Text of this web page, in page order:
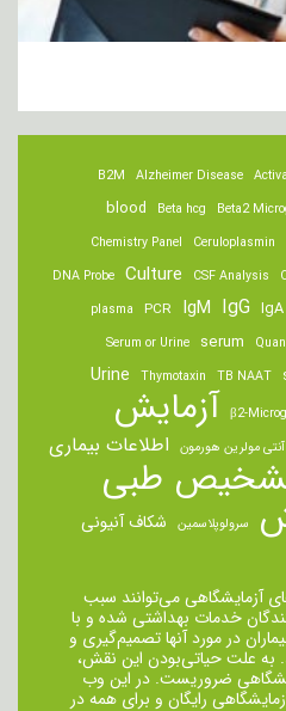
Alzheimer Disease
B2M
Beta2
Beta hcg
blood
Ceruloplasmin
Chemistry Panel
CSF Analysis
Culture
DNA Probe
IgA
IgG
IgM
PCR
plasma
serum
Serum or Urine
TB NAAT
Thymotaxin
Urine
β2- آزمایش
آنتی مولرین هورمون اطلاعات بیماری
طبی
سرولوپلاسمین شکاف آنیونی
آزمایشگاهی می‌توانند سبب
خدمات بهداشتی شده و با
در مورد آنها تصمیم‌گیری و
به علت حیاتی‌بودن این نقش،
ضروریست. در این وب
رایگان و برای همه در